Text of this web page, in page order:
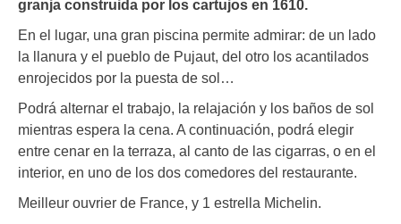
granja construida por los cartujos en 1610.
En el lugar, una gran piscina permite admirar: de un lado
la llanura y el pueblo de Pujaut, del otro los acantilados
enrojecidos por la puesta de sol…
Podrá alternar el trabajo, la relajación y los baños de sol
mientras espera la cena. A continuación, podrá elegir
entre cenar en la terraza, al canto de las cigarras, o en el
interior, en uno de los dos comedores del restaurante.
Meilleur ouvrier de France, y 1 estrella Michelin.